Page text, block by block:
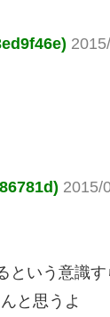
2015/
いう意識す
と思うよ